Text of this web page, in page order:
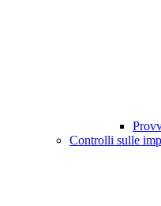
Controlli sulle